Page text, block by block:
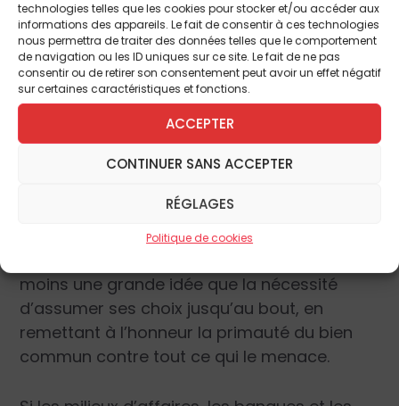
technologies telles que les cookies pour stocker et/ou accéder aux
informations des appareils. Le fait de consentir à ces technologies
nous permettra de traiter des données telles que le comportement
de navigation ou les ID uniques sur ce site. Le fait de ne pas
consentir ou de retirer son consentement peut avoir un effet négatif
sur certaines caractéristiques et fonctions.
ACCEPTER
CONTINUER SANS ACCEPTER
RÉGLAGES
Politique de cookies
ou hors de l’Union européenne, l’avenir est
inquiétant. Mais il précisait :
« Être responsable, ce n’est pas évident. Mais
finalement, il faut être courageux et saisir l’avenir.
Pour cela, il y a un préalable nécessaire, un choix
principal : la souveraineté nationale. »
les Britanniques ont choisi courageusement
de prendre leur responsabilité, de répondre
moins une grande idée que la nécessité
d’assumer ses choix jusqu’au bout, en
remettant à l’honneur la primauté du bien
commun contre tout ce qui le menace.